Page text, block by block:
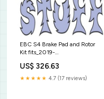
EBC S4 Brake Pad and Rotor
Kit fits_2019-
Line~2019-
2023`Volkswagen`Jetta`S~2019-
US$ 326.63
★★★★★ 4.7 (17 reviews)